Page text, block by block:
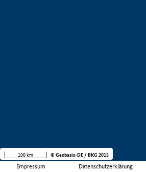
Impressum Datenschutzerklärung
100 km © Geobasis-DE / BKG 2015